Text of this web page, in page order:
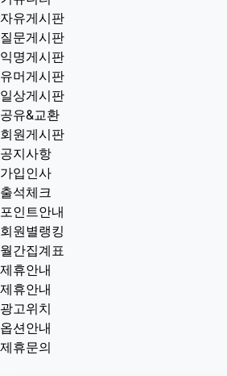
자유게시판
질문게시판
익명게시판
유머게시판
일상게시판
공유&교환
회원게시판
공지사항
가입인사
출석체크
포인트안내
회원별랭킹
월간집계표
제휴안내
제휴안내
광고위치
옵션안내
제휴문의